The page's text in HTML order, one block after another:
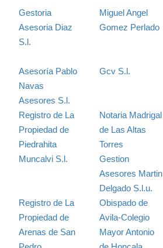
Gestoria
Asesoria Diaz
S.l.
Miguel Angel
Gomez Perlado
Asesoría Pablo
Navas
Asesores S.l.
Gcv S.l.
Registro de La
Propiedad de
Piedrahita
Notaria Madrigal
de Las Altas
Torres
Muncalvi S.l.
Gestion
Asesores Martin
Delgado S.l.u.
Registro de La
Propiedad de
Arenas de San
Obispado de
Avila-Colegio
Mayor Antonio